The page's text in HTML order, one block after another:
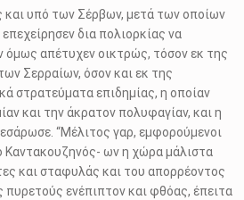
και υπό των Σέρβων, μετά των οποίων
δια πολιορκίας να
όμως απέτυχεν οικτρώς, τόσον εκ της
Σερραίων, όσον και εκ της
στρατεύματα επιδημίας, η οποίαν
και την άκρατον πολυφαγίαν, και η
“Μέλιτος γαρ, εμφορούμενοι
Καντακουζηνός- ων η χώρα μάλιστα
και σταφυλάς και του απορρέοντος
πυρετούς ενέπιπτον και φθόας, έπειτα